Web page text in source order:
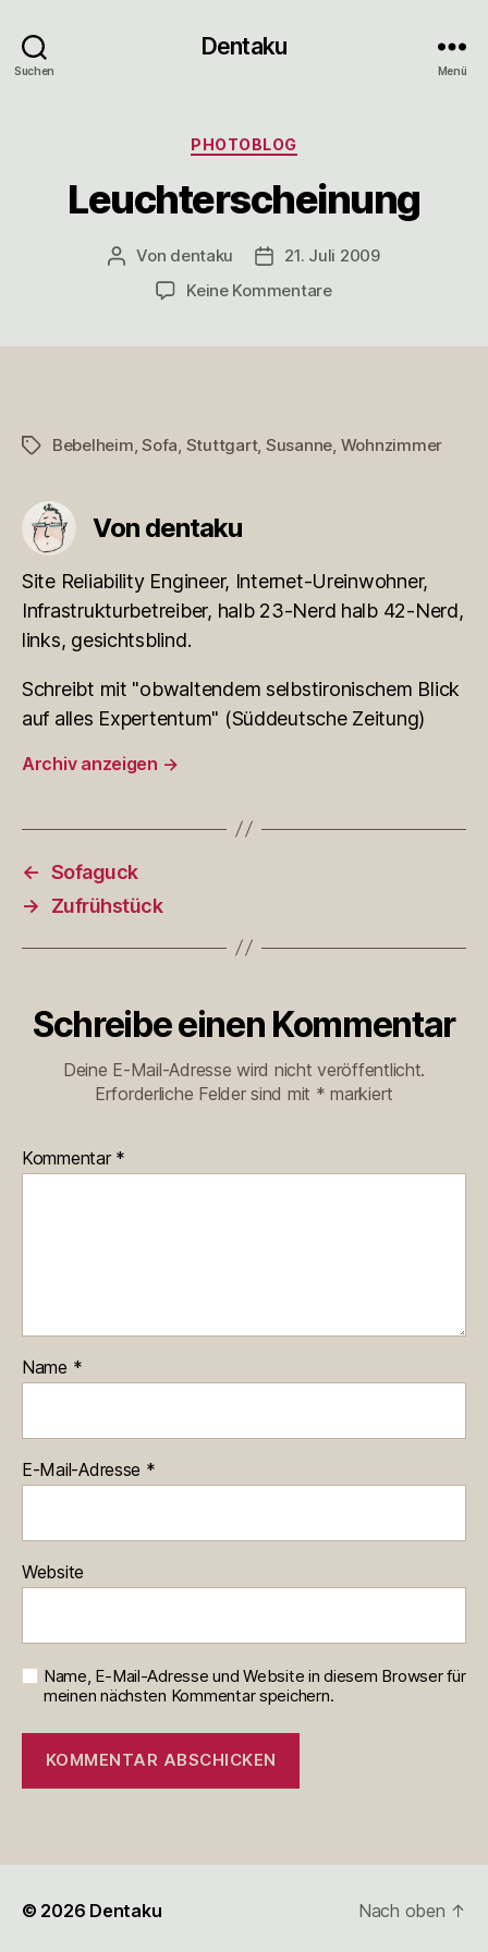
Suchen
Dentaku
Menü
Kategorien
PHOTOBLOG
Leuchterscheinung
Beitragsautor
Von dentaku Veröffentlichungsdatum
21. Juli 2009
Keine Kommentarezu
Schlagwörter
Bebelheim ,Sofa Stuttgart, Susanne Wohnzimmer
Von dentaku
Site Reliability Engineer, Internet-Ureinwohner,
Infrastrukturbetreiber, halb 23-Nerd halb 42-Nerd,
links, gesichtsblind.
Schreibt mit "obwaltendem selbstironischem Blick
auf alles Expertentum" (Süddeutsche Zeitung)
Archiv anzeigen →
← Sofaguck
→
Zufrühstück
Schreibe einen Kommentar
Deine E-Mail-Adresse wird nicht veröffentlicht.
Erforderliche Felder sind mit * markiert
Kommentar *
Name *
E-Mail-Adresse *
Website
Name, E-Mail-Adresse und Website in diesem Browser für
meinen nächsten Kommentar speichern.
© 2026 Dentaku Nach oben ↑